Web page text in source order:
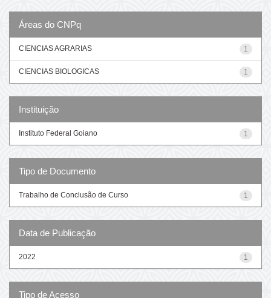
Áreas do CNPq
1
CIENCIAS AGRARIAS
1
CIENCIAS BIOLOGICAS
Instituição
1
Instituto Federal Goiano
Tipo de Documento
1
Trabalho de Conclusão de Curso
Data de Publicação
1
2022
Tipo de Acesso